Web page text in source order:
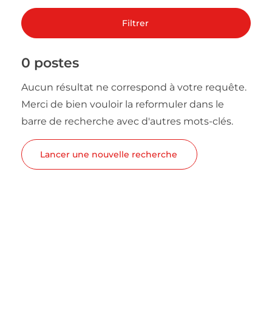
Filtrer
0 postes
Aucun résultat ne correspond à votre requête.
Merci de bien vouloir la reformuler dans le
barre de recherche avec d'autres mots-clés.
Lancer une nouvelle recherche